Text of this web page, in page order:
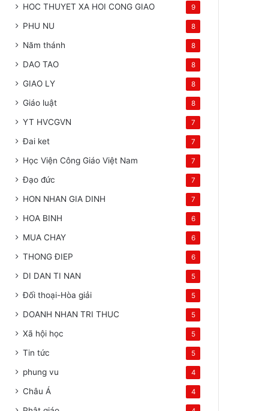
HOC THUYET XA HOI CONG GIAO 9
PHU NU 8
Năm thánh 8
DAO TAO 8
GIAO LY 8
Giáo luật 8
YT HVCGVN 7
Đai ket 7
Học Viện Công Giáo Việt Nam 7
Đạo đức 7
HON NHAN GIA DINH 7
HOA BINH 6
MUA CHAY 6
THONG ĐIEP 6
DI DAN TI NAN 5
Đối thoại-Hòa giải 5
DOANH NHAN TRI THUC 5
Xã hội học 5
Tin tức 5
phung vu 4
Châu Á 4